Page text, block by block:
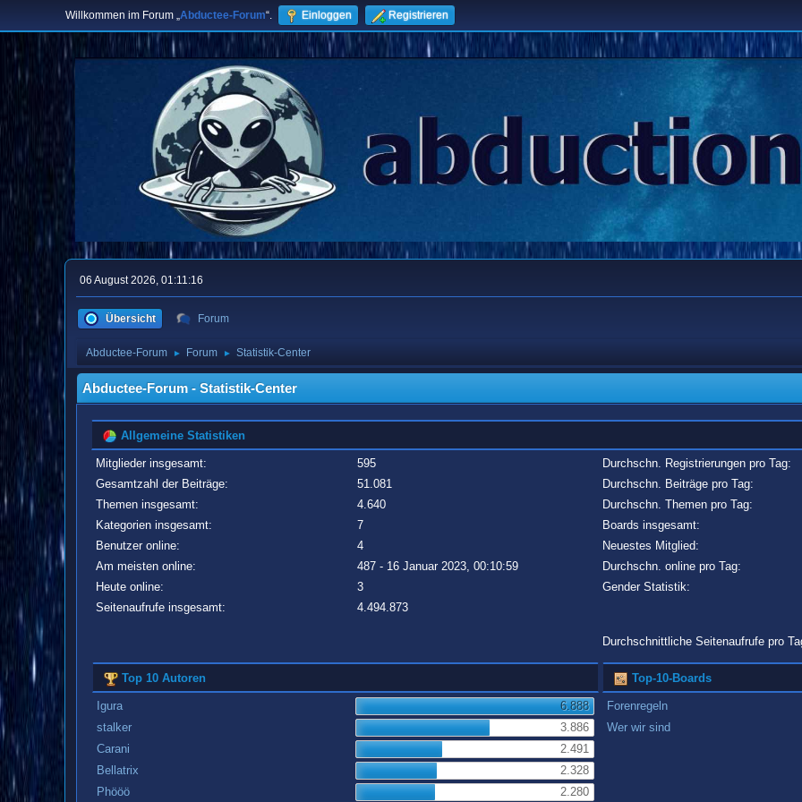
Willkommen im Forum „Abductee-Forum“. Einloggen Registrieren
06 August 2026, 01:11:16
Übersicht Forum
Abductee-Forum ► Forum ► Statistik-Center
Abductee-Forum - Statistik-Center
Allgemeine Statistiken
Mitglieder insgesamt:
595
Gesamtzahl der Beiträge:
51.081
Themen insgesamt:
4.640
Kategorien insgesamt:
7
Benutzer online:
4
Am meisten online:
487 - 16 Januar 2023, 00:10:59
Heute online:
3
Seitenaufrufe insgesamt:
4.494.873
Durchschn. Registrierungen pro Tag:
Durchschn. Beiträge pro Tag:
Durchschn. Themen pro Tag:
Boards insgesamt:
Neuestes Mitglied:
Durchschn. online pro Tag:
Gender Statistik:
Durchschnittliche Seitenaufrufe pro
Top 10 Autoren
Igura
6.888
stalker
3.886
Carani
2.491
Bellatrix
2.328
Phööö
2.280
Top-10-Boards
Forenregeln
Wer wir sind